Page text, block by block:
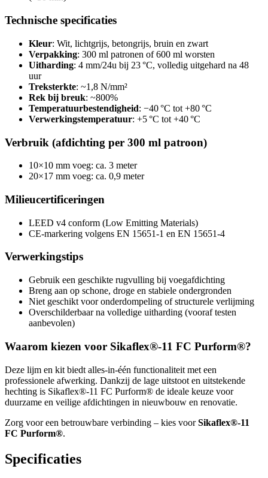
Technische specificaties
Kleur: Wit, lichtgrijs, betongrijs, bruin en zwart
Verpakking: 300 ml patronen of 600 ml worsten
Uitharding: 4 mm/24u bij 23 °C, volledig uitgehard na 48
uur
Treksterkte: ~1,8 N/mm²
Rek bij breuk: ~800%
Temperatuurbestendigheid: −40 °C tot +80 °C
Verwerkingstemperatuur: +5 °C tot +40 °C
Verbruik (afdichting per 300 ml patroon)
10×10 mm voeg: ca. 3 meter
20×17 mm voeg: ca. 0,9 meter
Milieucertificeringen
LEED v4 conform (Low Emitting Materials)
CE-markering volgens EN 15651-1 en EN 15651-4
Verwerkingstips
Gebruik een geschikte rugvulling bij voegafdichting
Breng aan op schone, droge en stabiele ondergronden
Niet geschikt voor onderdompeling of structurele verlijming
Overschilderbaar na volledige uitharding (vooraf testen
aanbevolen)
Waarom kiezen voor Sikaflex®-11 FC Purform®?
Deze lijm en kit biedt alles-in-één functionaliteit met een
professionele afwerking. Dankzij de lage uitstoot en uitstekende
hechting is Sikaflex®-11 FC Purform® de ideale keuze voor
duurzame en veilige afdichtingen in nieuwbouw en renovatie.
Zorg voor een betrouwbare verbinding – kies voorSikaflex®-11
FC Purform®.
Specificaties